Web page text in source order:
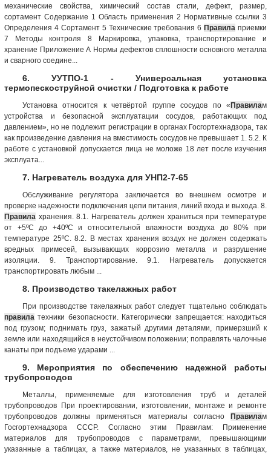
механические свойства, химический состав стали, дефект, размер,
сортамент Содержание 1 Область применения 2 Нормативные ссылки 3
Определения 4 Сортамент 5 Технические требования 6Правила приемки
7 Методы контроля 8 Маркировка, упаковка, транспортирование и
хранение Приложение А Нормы дефектов сплошности основного металла
и сварного соедине...
6. УУТПО-1 - Универсальная установка
термопескоструйной очистки / Подготовка к работе
Установка относится к четвёртой группе сосудов по «Правилам
устройства и безопасной эксплуатации сосудов, работающих под
давлением», но не подлежит регистрации в органах Госгортехнадзора, так
как произведение давления на вместимость сосудов не превышает 1. 5.2. К
работе с установкой допускается лица не моложе 18 лет после изучения
эксплуата...
7. Нагреватель воздуха для УНП2-7-65
Обслуживание регулятора заключается во внешнем осмотре и
проверке надежности подключения цепи питания, линий входа и выхода. 8.
Правила хранения. 8.1. Нагреватель должен храниться при температуре
от +5ºС до +40ºС и относительной влажности воздуха до 80% при
температуре 25ºС. 8.2. В местах хранения воздух не должен содержать
вредных примесей, вызывающих коррозию металла и разрушение
изоляции. 9. Транспортирование. 9.1. Нагреватель допускается
транспортировать любым ...
8. Производство такелажных работ
При производстве такелажных работ следует тщательно соблюдать
правила техники безопасности. Категорически запрещается: находиться
под грузом; поднимать груз, зажатый другими деталями, примерзший к
земле или находящийся в неустойчивом положении; поправлять чалочные
канаты при подъеме ударами ...
9. Мероприятия по обеспечению надежной работы
трубопроводов
Металлы, применяемые для изготовления труб и деталей
трубопроводов При проектировании, изготовлении, монтаже и ремонте
трубопроводов должны применяться материалы согласно Правилам
Госгортехнадзора СССР. Согласно этим Правилам: Применение
материалов для трубопроводов с параметрами, превышающими
указанные а таблицах, а также материалов, не указанных в таблицах,